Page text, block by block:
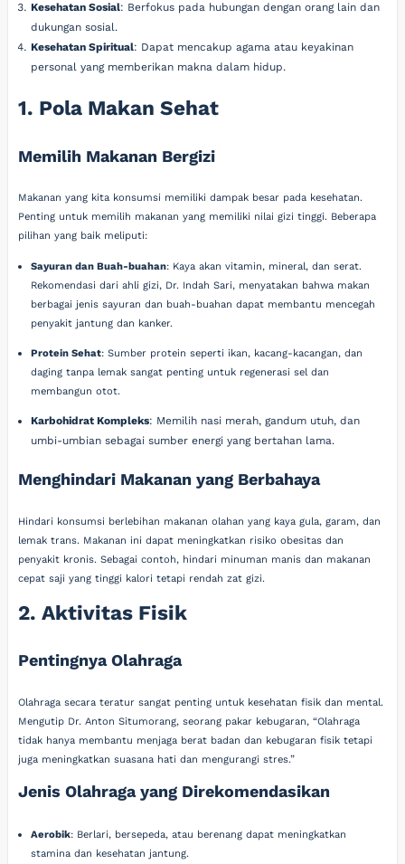
Kesehatan Sosial: Berfokus pada hubungan dengan orang lain dan
dukungan sosial.
Kesehatan Spiritual: Dapat mencakup agama atau keyakinan
personal yang memberikan makna dalam hidup.
1. Pola Makan Sehat
Memilih Makanan Bergizi
Makanan yang kita konsumsi memiliki dampak besar pada kesehatan.
Penting untuk memilih makanan yang memiliki nilai gizi tinggi. Beberapa
pilihan yang baik meliputi:
Sayuran dan Buah-buahan: Kaya akan vitamin, mineral, dan serat.
Rekomendasi dari ahli gizi, Dr. Indah Sari, menyatakan bahwa makan
berbagai jenis sayuran dan buah-buahan dapat membantu mencegah
penyakit jantung dan kanker.
Protein Sehat: Sumber protein seperti ikan, kacang-kacangan, dan
daging tanpa lemak sangat penting untuk regenerasi sel dan
membangun otot.
Karbohidrat Kompleks: Memilih nasi merah, gandum utuh, dan
umbi-umbian sebagai sumber energi yang bertahan lama.
Menghindari Makanan yang Berbahaya
Hindari konsumsi berlebihan makanan olahan yang kaya gula, garam, dan
lemak trans. Makanan ini dapat meningkatkan risiko obesitas dan
penyakit kronis. Sebagai contoh, hindari minuman manis dan makanan
cepat saji yang tinggi kalori tetapi rendah zat gizi.
2. Aktivitas Fisik
Pentingnya Olahraga
Olahraga secara teratur sangat penting untuk kesehatan fisik dan mental.
Mengutip Dr. Anton Situmorang, seorang pakar kebugaran, “Olahraga
tidak hanya membantu menjaga berat badan dan kebugaran fisik tetapi
juga meningkatkan suasana hati dan mengurangi stres.”
Jenis Olahraga yang Direkomendasikan
Aerobik: Berlari, bersepeda, atau berenang dapat meningkatkan
stamina dan kesehatan jantung.